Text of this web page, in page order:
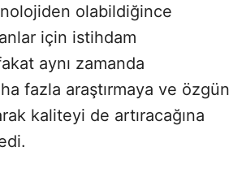
olabildiğince
için istihdam
aynı zamanda
fazla araştırmaya ve özgün
kaliteyi de artıracağına